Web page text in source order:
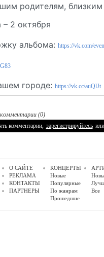
родителям,
2 октября
альбома: https://vk.com/
городе: https://vk.cc/auQlJt
(0)
комментарии, зарегистрируйтесь или
О САЙТЕ
РЕКЛАМА
КОНТАКТЫ
ПАРТНЕРЫ
КОНЦЕРТЫ
Новые
Популярные
По жанрам
Прошедшие
Все